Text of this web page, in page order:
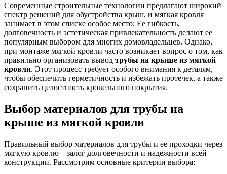
Современные строительные технологии предлагают широкий
спектр решений для обустройства крыш, и мягкая кровля
занимает в этом списке особое место; Ее гибкость,
долговечность и эстетическая привлекательность делают ее
популярным выбором для многих домовладельцев. Однако,
при монтаже мягкой кровли часто возникает вопрос о том, как
правильно организовать вывод трубы на крыше из мягкой
кровли. Этот процесс требует особого внимания к деталям,
чтобы обеспечить герметичность и избежать протечек, а также
сохранить целостность кровельного покрытия.
Выбор материалов для трубы на
крыше из мягкой кровли
Правильный выбор материалов для трубы и ее проходки через
мягкую кровлю – залог долговечности и надежности всей
конструкции. Рассмотрим основные критерии выбора: